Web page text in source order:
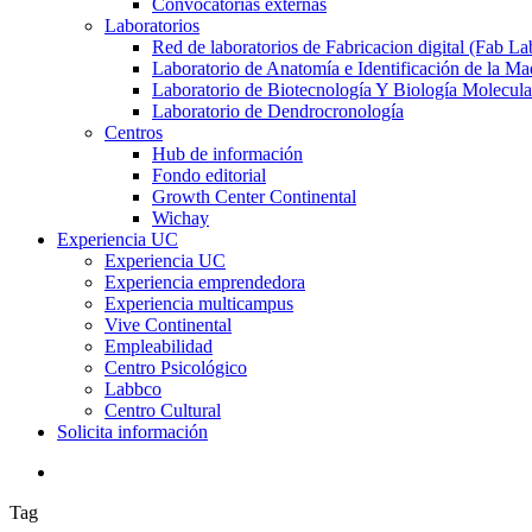
Convocatorias externas
Laboratorios
Red de laboratorios de Fabricacion digital (Fab
Laboratorio de Anatomía e Identificación de la
Laboratorio de Biotecnología Y Biología
Laboratorio de Dendrocronología
Centros
Hub de información
Fondo editorial
Growth Center Continental
Wichay
Experiencia UC
Experiencia UC
Experiencia emprendedora
Experiencia multicampus
Vive Continental
Empleabilidad
Centro Psicológico
Labbco
Centro Cultural
Solicita información
Tag